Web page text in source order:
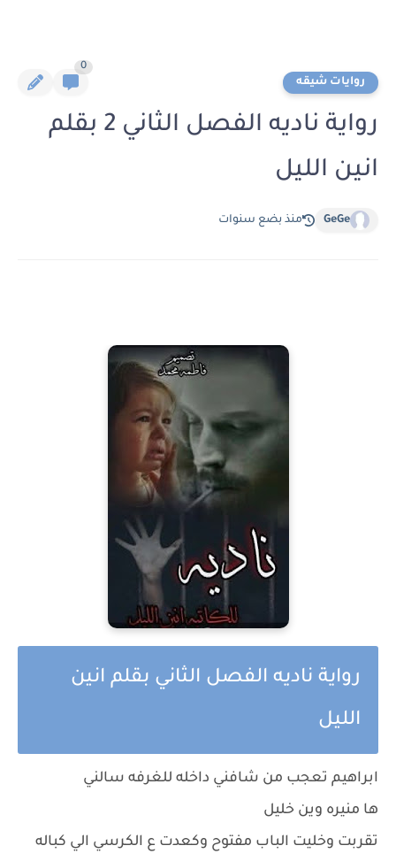
روايات شيقه
0
رواية ناديه الفصل الثاني 2 بقلم
انين الليل
GeGe منذ بضع سنوات
رواية ناديه الفصل الثاني بقلم انين
الليل
ابراهيم تعجب من شافني داخله للغرفه سالني
ها منيره وين خليل
تقربت وخليت الباب مفتوح وكعدت ع الكرسي الي كباله